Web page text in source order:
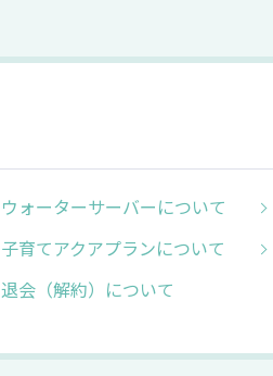
ウォーターサーバーについて
子育てアクアプランについて
退会（解約）について